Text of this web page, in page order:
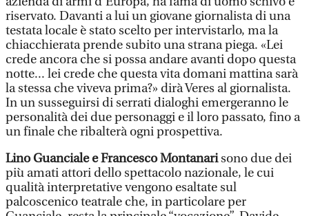
riservato. Davanti a lui un giovane giornalista di una
testata locale è stato scelto per intervistarlo, ma la
chiacchierata prende subito una strana piega. «Lei
crede ancora che si possa andare avanti dopo questa
notte... lei crede che questa vita domani mattina sarà
la stessa che viveva prima?» dirà Veres al giornalista.
In un susseguirsi di serrati dialoghi emergeranno le
personalità dei due personaggi e il loro passato, fino a
un finale che ribalterà ogni prospettiva.
Lino Guanciale e Francesco Montanarisono due dei
più amati attori dello spettacolo nazionale, le cui
qualità interpretative vengono esaltate sul
palcoscenico teatrale che, in particolare per